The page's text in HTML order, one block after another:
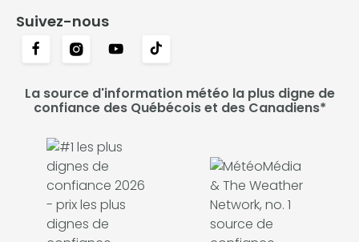
Suivez-nous
La source d'information météo la plus digne de
confiance des Québécois et des Canadiens*